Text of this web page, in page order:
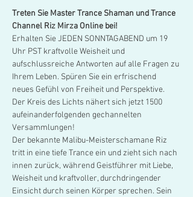
Treten Sie Master Trance Shaman und Trance
Channel Riz Mirza Online bei!
Erhalten Sie JEDEN SONNTAGABEND um 19
Uhr PST kraftvolle Weisheit und
aufschlussreiche Antworten auf alle Fragen zu
Ihrem Leben. Spüren Sie ein erfrischend
neues Gefühl von Freiheit und Perspektive.
Der Kreis des Lichts nähert sich jetzt 1500
aufeinanderfolgenden gechannelten
Versammlungen!
Der bekannte Malibu-Meisterschamane Riz
tritt in eine tiefe Trance ein und zieht sich nach
innen zurück, während Geistführer mit Liebe,
Weisheit und kraftvoller, durchdringender
Einsicht durch seinen Körper sprechen. Sein